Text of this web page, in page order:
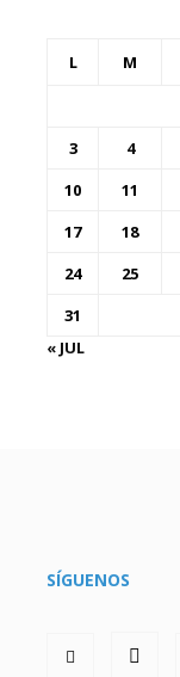
L M
3
4
10
11
17
18
24
25
31
« JUL
SÍGUENOS